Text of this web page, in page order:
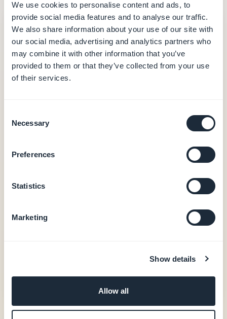
We use cookies to personalise content and ads, to
provide social media features and to analyse our traffic.
We also share information about your use of our site with
our social media, advertising and analytics partners who
may combine it with other information that you’ve
provided to them or that they’ve collected from your use
of their services.
Selection
Necessary
Preferences
Statistics
Marketing
Show details
Allow all
GoodBarber— ab 30 €/Monat
30 €/Monat (jährliche Abrechnung)
Hosting und Datenbank (Daten in Europa)
PWA-Output
Native iOS- + Android-Apps — ab 55 €/Monat
Nativer iOS- + Android-Output (Swift + Kotlin)
In-App-Käufe (Apple StoreKit / Google Play
Benutzer-Authentifizierung, Treueprogramm,
Buchung